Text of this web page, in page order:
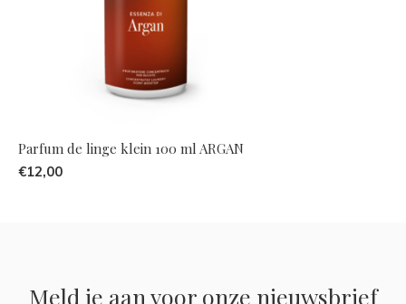
Parfum de linge klein 100 ml ARGAN
€12,00
Meld je aan voor onze nieuwsbrief